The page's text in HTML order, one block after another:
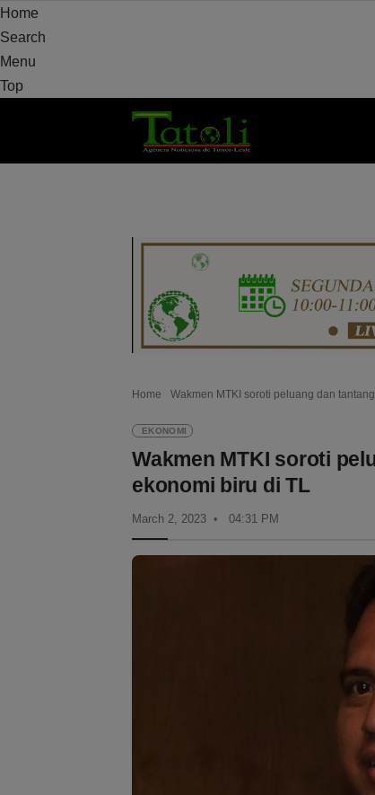
Home
Search
Menu
Top
Home Wakmen MTKI soroti peluang dan
EKONOMI
Wakmen MTKI soroti
ekonomi biru di TL
March 2, 2023 04:31 PM